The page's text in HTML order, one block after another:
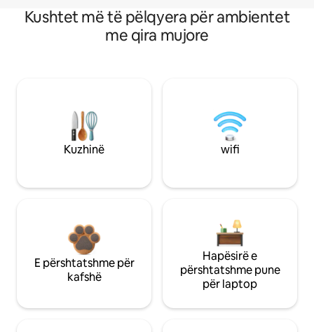
Kushtet më të pëlqyera për ambientet
me qira mujore
Kuzhinë wifi
E përshtatshme për
kafshë
Hapësirë e
përshtatshme pune
për laptop